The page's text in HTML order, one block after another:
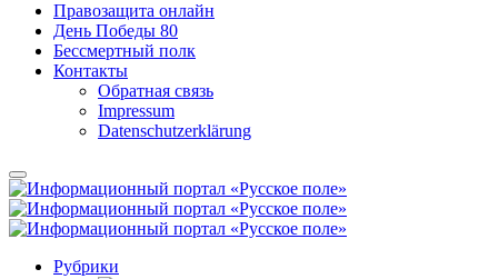
Правозащита онлайн
День Победы 80
Бессмертный полк
Контакты
Обратная связь
Impressum
Datenschutzerklärung
Рубрики